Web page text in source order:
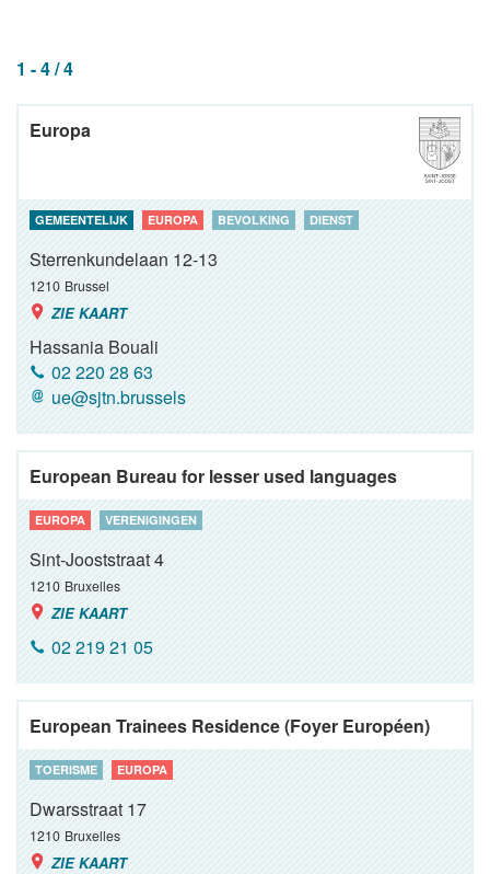
1 - 4 / 4
Europa
GEMEENTELIJK EUROPA BEVOLKING DIENST
Sterrenkundelaan 12-13
1210 Brussel
ZIE KAART
Hassania Bouali
02 220 28 63
ue@sjtn.brussels
European Bureau for lesser used languages
EUROPA VERENIGINGEN
Sint-Jooststraat 4
1210 Bruxelles
ZIE KAART
02 219 21 05
European Trainees Residence (Foyer Européen)
TOERISME EUROPA
Dwarsstraat 17
1210 Bruxelles
ZIE KAART